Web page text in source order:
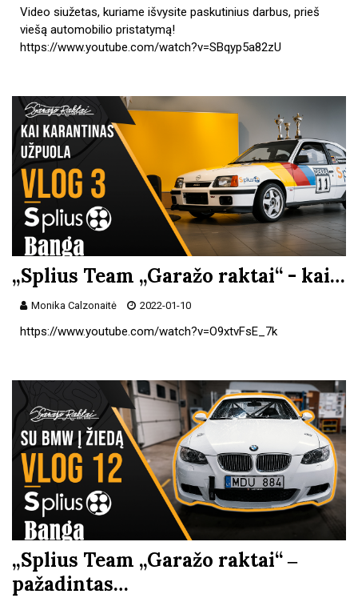
Video siužetas, kuriame išvysite paskutinius darbus, prieš
viešą automobilio pristatymą!
https://www.youtube.com/watch?v=SBqyp5a82zU
„Splius Team „Garažo raktai“ - kai…
Monika Calzonaitė 2022-01-10
https://www.youtube.com/watch?v=O9xtvFsE_7k
„Splius Team „Garažo raktai“ ‒
pažadintas…